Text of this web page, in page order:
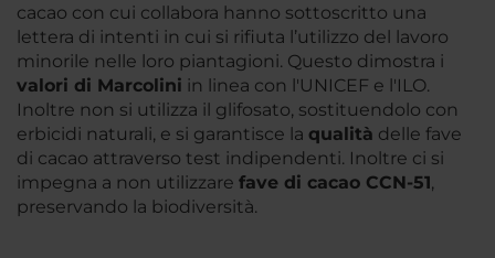
cacao con cui collabora hanno sottoscritto una
lettera di intenti in cui si rifiuta l’utilizzo del lavoro
minorile nelle loro piantagioni. Questo dimostra i
valori di Marcolini in linea con l'UNICEF e l'ILO.
Inoltre non si utilizza il glifosato, sostituendolo con
erbicidi naturali, e si garantisce la qualità delle fave
di cacao attraverso test indipendenti. Inoltre ci si
impegna a non utilizzare fave di cacao CCN-51,
preservando la biodiversità.